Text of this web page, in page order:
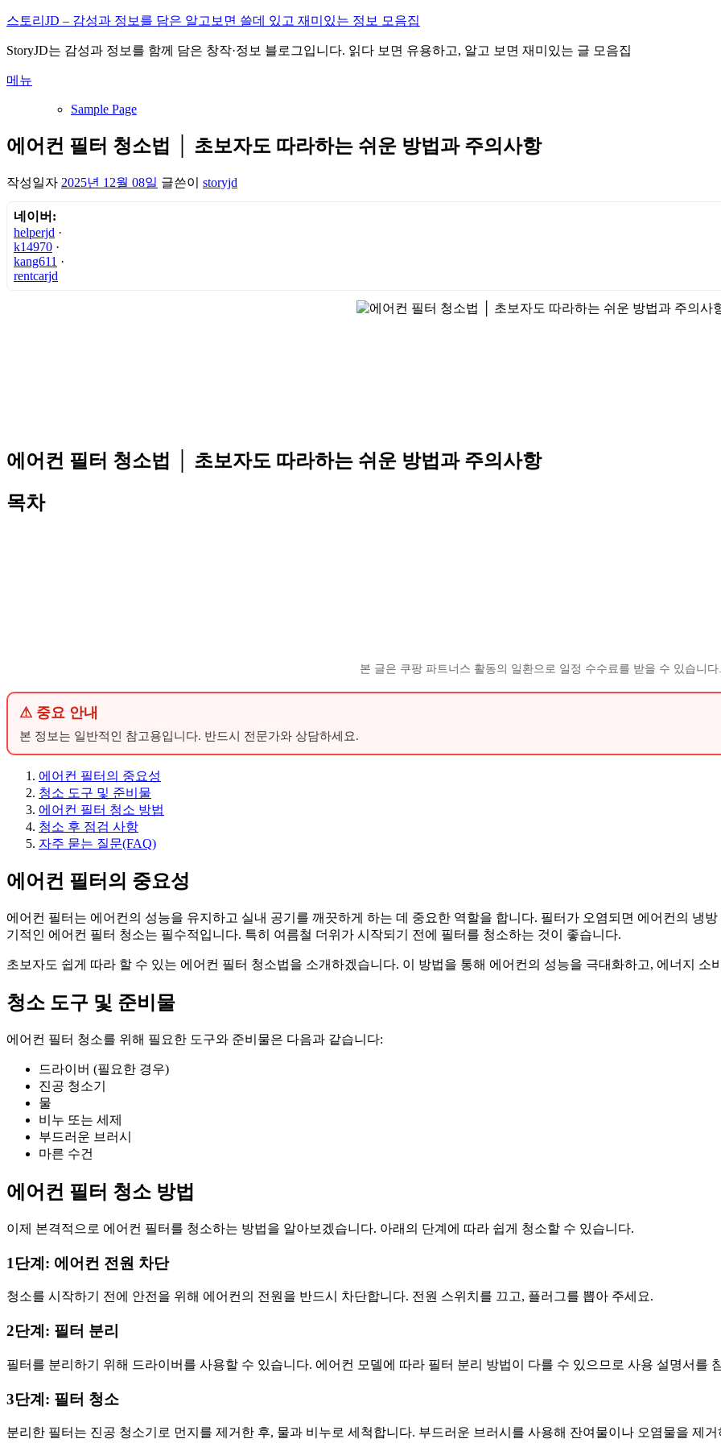
내
으
바
기
스토리JD – 감성과 정보를 담은 알고보면 쓸데 있고 재미있는 정보 모음집
StoryJD는 감성과 정보를 함께 담은 창작·정보 블로그입니다. 읽다 보면 유용하고, 알고 보면 재미있는 글 모음집
메뉴
Sample Page
에어컨 필터 청소법 │ 초보자도 따라하는 쉬운 방법과 주의사항
작성일자 2025년 12월 08일 글쓴이 storyjd
네이버:
helperjd ·
k14970 ·
kang611 ·
rentcarjd
에어컨 필터 청소법 │ 초보자도 따라하는 쉬운 방법과 주의사항
목차
본 글은 쿠팡 파트너스 활동의 일환으로 일정 수수료를 받을 수 있습니다.
⚠ 중요 안내
본 정보는 일반적인 참고용입니다. 반드시 전문가와 상담하세요.
에어컨 필터의 중요성
청소 도구 및 준비물
에어컨 필터 청소 방법
청소 후 점검 사항
자주 묻는 질문(FAQ)
에어컨 필터의 중요성
에어컨 필터는 에어컨의 성능을 유지하고 실내 공기를 깨끗하게 하는 데 중요한 역할을 합니다. 필터가 오염되면 에어컨의 냉
기적인 에어컨 필터 청소는 필수적입니다. 특히 여름철 더위가 시작되기 전에 필터를 청소하는 것이 좋습니다.
초보자도 쉽게 따라 할 수 있는 에어컨 필터 청소법을 소개하겠습니다. 이 방법을 통해 에어컨의 성능을 극대화하고, 에너지 소
청소 도구 및 준비물
에어컨 필터 청소를 위해 필요한 도구와 준비물은 다음과 같습니다:
드라이버 (필요한 경우)
진공 청소기
물
비누 또는 세제
부드러운 브러시
마른 수건
에어컨 필터 청소 방법
이제 본격적으로 에어컨 필터를 청소하는 방법을 알아보겠습니다. 아래의 단계에 따라 쉽게 청소할 수 있습니다.
1단계: 에어컨 전원 차단
청소를 시작하기 전에 안전을 위해 에어컨의 전원을 반드시 차단합니다. 전원 스위치를 끄고, 플러그를 뽑아 주세요.
2단계: 필터 분리
필터를 분리하기 위해 드라이버를 사용할 수 있습니다. 에어컨 모델에 따라 필터 분리 방법이 다를 수 있으므로 사용 설명서를
3단계: 필터 청소
분리한 필터는 진공 청소기로 먼지를 제거한 후, 물과 비누로 세척합니다. 부드러운 브러시를 사용해 잔여물이나 오염물을 제